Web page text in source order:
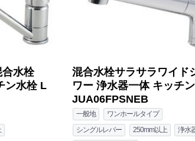
水栓
ン水栓 L
混合水栓サラサラワイド
ワー 浄水器一体 キッチ
JUA06FPSNEB
一般地
ワンホールタイプ
シングルレバー
250mm以上
浄水